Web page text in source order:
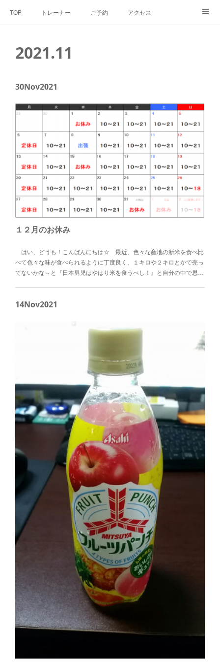
TOP トレーナー ご予約 アクセス
お客様の声 リンク集
2021.11
30Nov2021
１２月のお休み
はい、どうも！こんばんにちは☆ 最近、色々な産地の新米を食べ比
べて色々な味が食べられるように丁度良く、１キロや２キロとかで売っ
てないかな～と『日本男児はやはり米を食うべし！』と自分の中で思…
14Nov2021